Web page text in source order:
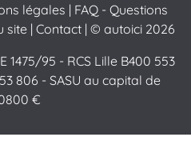
légales | FAQ - Questions
site| Contact| © autoici 2026
1475/95 - RCS Lille B400 553
806 - SASU au capital de
€